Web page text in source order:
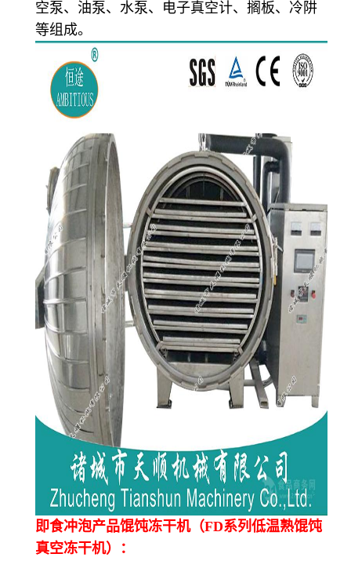
空泵、油泵、水泵、电子真空计、搁板、冷阱
等组成。
即食冲泡产品馄饨冻干机（FD系列低温熟馄饨
真空冻干机）：